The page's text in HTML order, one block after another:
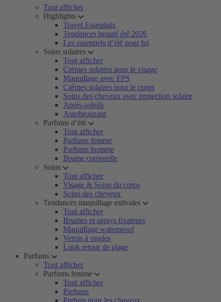
Tout afficher
Highlights
Travel Essentials
Tendances beauté été 2026
Les essentiels d’été pour lui
Soins solaires
Tout afficher
Crèmes solaires pour le visage
Maquillage avec FPS
Crèmes solaires pour le corps
Soins des cheveux avec protection solaire
Après-soleils
Autobronzant
Parfums d’été
Tout afficher
Parfums femme
Parfums homme
Brume corporelle
Soins
Tout afficher
Visage & Soins du corps
Soins des cheveux
Tendances maquillage estivales
Tout afficher
Brumes et sprays fixateurs
Maquillage waterproof
Vernis à ongles
Look retour de plage
Parfums
Tout afficher
Parfums femme
Tout afficher
Parfums
Parfum pour les cheveux